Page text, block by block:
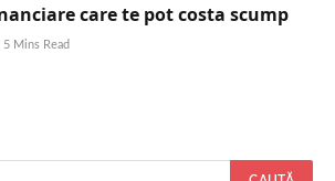
care te pot costa scump
5 Mins Read